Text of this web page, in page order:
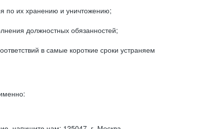
по их хранению и уничтожению;
должностных обязанностей;
в самые короткие сроки устраняем